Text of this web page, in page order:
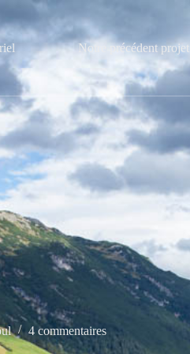
Notre précédent projet
4 commentaires